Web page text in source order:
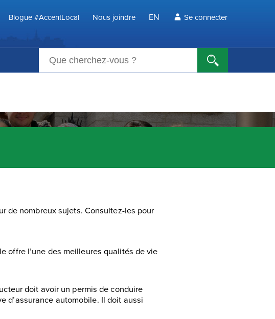
Blogue #AccentLocal Nous joindre EN Se connecter
de nombreux sujets. Consultez-les pour
offre l’une des meilleures qualités de vie
doit avoir un permis de conduire
d’assurance automobile. Il doit aussi